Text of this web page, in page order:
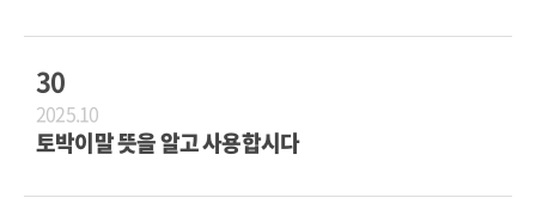
30
2025.10
토박이말 뜻을 알고 사용합시다